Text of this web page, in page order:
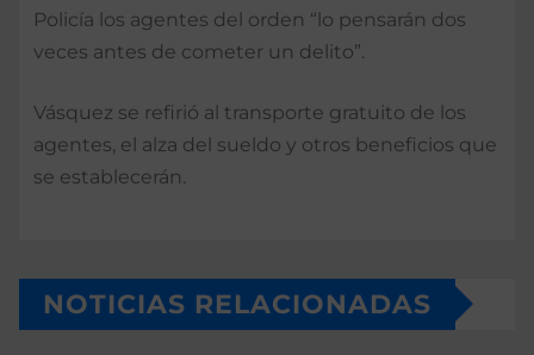
Policía los agentes del orden “lo pensarán dos
veces antes de cometer un delito”.
Vásquez se refirió al transporte gratuito de los
agentes, el alza del sueldo y otros beneficios que
se establecerán.
NOTICIAS RELACIONADAS